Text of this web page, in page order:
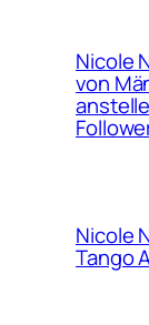
Nicole
von
Nicole
Tango